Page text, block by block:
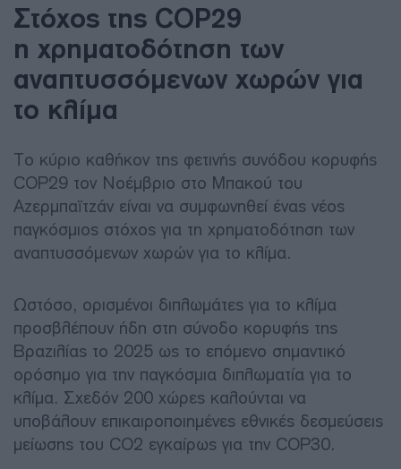
Στόχος της COP29
η χρηματοδότηση των
αναπτυσσόμενων χωρών για
το κλίμα
Το κύριο καθήκον της φετινής συνόδου κορυφής
COP29 τον Νοέμβριο στο Μπακού του
Αζερμπαϊτζάν είναι να συμφωνηθεί ένας νέος
παγκόσμιος στόχος για τη χρηματοδότηση των
αναπτυσσόμενων χωρών για το κλίμα.
Ωστόσο, ορισμένοι διπλωμάτες για το κλίμα
προσβλέπουν ήδη στη σύνοδο κορυφής της
Βραζιλίας το 2025 ως το επόμενο σημαντικό
ορόσημο για την παγκόσμια διπλωματία για το
κλίμα. Σχεδόν 200 χώρες καλούνται να
υποβάλουν επικαιροποιημένες εθνικές δεσμεύσεις
μείωσης του CO2 εγκαίρως για την COP30.